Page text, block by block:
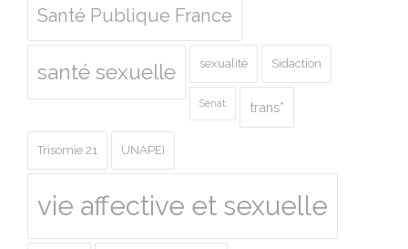
Santé Publique France
santé sexuelle sexualité Sidaction
Sénat trans*
Trisomie 21 UNAPEI
vie affective et sexuelle